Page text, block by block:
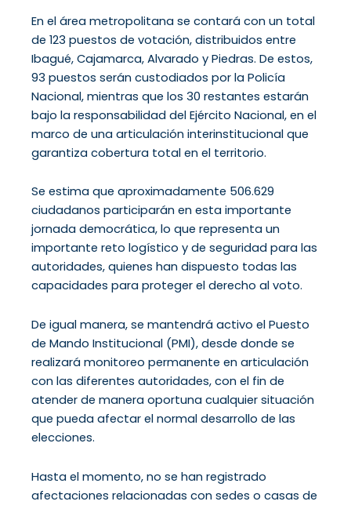
En el área metropolitana se contará con un total
de 123 puestos de votación, distribuidos entre
Ibagué, Cajamarca, Alvarado y Piedras. De estos,
93 puestos serán custodiados por la Policía
Nacional, mientras que los 30 restantes estarán
bajo la responsabilidad del Ejército Nacional, en el
marco de una articulación interinstitucional que
garantiza cobertura total en el territorio.
Se estima que aproximadamente 506.629
ciudadanos participarán en esta importante
jornada democrática, lo que representa un
importante reto logístico y de seguridad para las
autoridades, quienes han dispuesto todas las
capacidades para proteger el derecho al voto.
De igual manera, se mantendrá activo el Puesto
de Mando Institucional (PMI), desde donde se
realizará monitoreo permanente en articulación
con las diferentes autoridades, con el fin de
atender de manera oportuna cualquier situación
que pueda afectar el normal desarrollo de las
elecciones.
Hasta el momento, no se han registrado
afectaciones relacionadas con sedes o casas de